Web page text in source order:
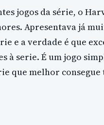
jogos da série, o
Apresentava já
e a verdade é que
à serie. É um jogo
que melhor